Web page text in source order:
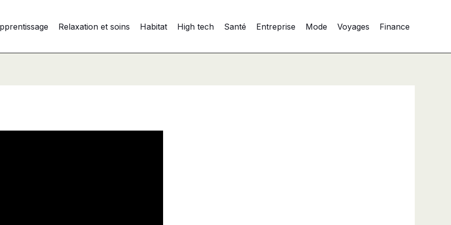
Relaxation et soins Habitat High tech Santé Entreprise Mode Voyages Finance